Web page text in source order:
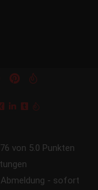
von 5.0 Punkten
- sofort